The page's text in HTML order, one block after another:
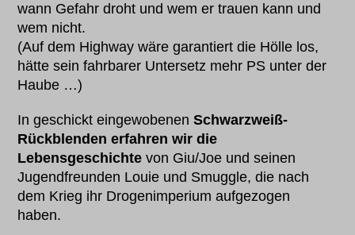
wann Gefahr droht und wem er trauen kann und
wem nicht.
(Auf dem Highway wäre garantiert die Hölle los,
hätte sein fahrbarer Untersetz mehr PS unter der
Haube …)
In geschickt eingewobenenSchwarzweiß-
Rückblenden erfahren wir die
Lebensgeschichte von Giu/Joe und seinen
Jugendfreunden Louie und Smuggle, die nach
dem Krieg ihr Drogenimperium aufgezogen
haben.